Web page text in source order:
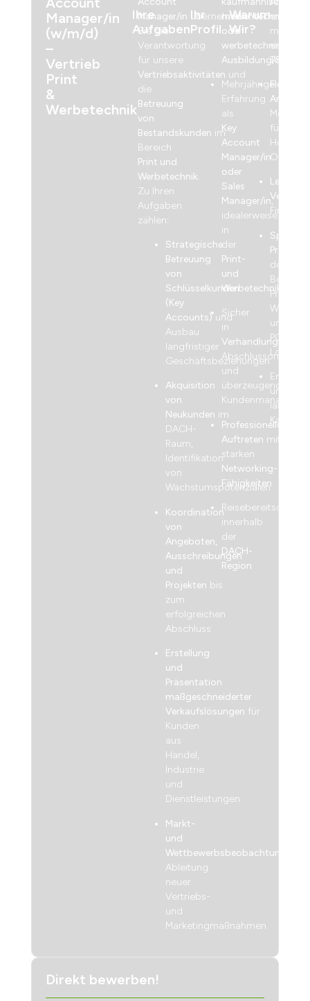
Manager/in
(w/m/d)
–
Vertrieb
Print
&
Werbetechnik
Ihre
Aufgaben
Manager/in übernehmen
Sie die
Verantwortung
für unsere
Vertriebsaktivitäten und
die
Betreuung
von
Bestandskunden im
Bereich
Print und
Werbetechnik
Zu Ihren
Aufgaben
zählen:
Strategische
Betreuung
von
Schlüsselkunden
(Key
Accounts)und
Ausbau
langfristiger
Geschäftsbeziehungen
Akquisition
von
Neukunden im
DACH-
Raum,
Identifikation
von
Wachstumspotenzialen
Koordination
von
Angeboten,
Ausschreibungen
und
Projekten bis
zum
erfolgreichen
Abschluss
Erstellung
und
Präsentation
maßgeschneiderter
Verkaufslösungen für
Kunden
aus
Handel,
Industrie
und
Dienstleistungen
Markt-
und
Wettbewerbsbeobachtung
Ableitung
neuer
Vertriebs-
und
Marketingmaßnahmen
Ihr
Profil
medientechnische
oder
werbetechnische
Ausbildung/
Mehrjährige
Erfahrung
als
Key
Account
Manager/in
oder
Sales
Manager/in,
idealerweise
in
der
Print-
und
Sicher
in
Verhandlungen
und
überzeugendem
Professionelles
Auftreten mit
starken
Networking-
Fähigkeiten
Reisebereitschaft
innerhalb
der
DACH-
Region
Warum
Wir?
einem
Team
Flexible
für
Home-
Office
Projekte
den
Print,
und
POS-
und
Direkt bewerben!